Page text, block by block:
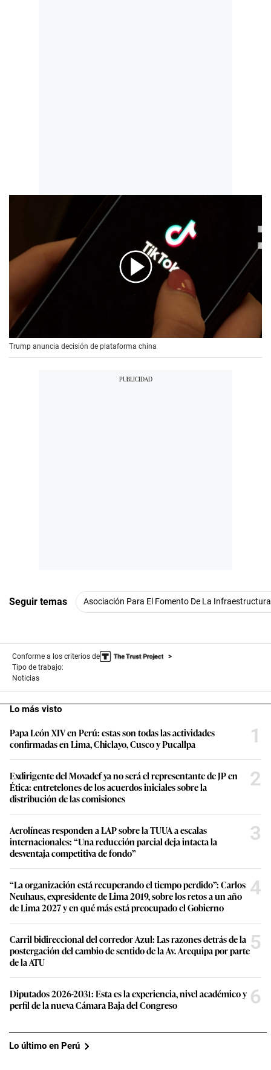
Trump anuncia decisión de plataforma china
Seguir temas Asociación Para El Fomento De La
Conforme a los criterios de
Tipo de trabajo:
Noticias
Lo más visto
Papa León XIV en Perú: estas son todas las actividades
confirmadas en Lima, Chiclayo, Cusco y Pucallpa
1
Exdirigente del Movadef ya no será el representante de JP en
Ética: entretelones de los acuerdos iniciales sobre la
distribución de las comisiones
2
Aerolíneas responden a LAP sobre la TUUA a escalas
internacionales: “Una reducción parcial deja intacta la
desventaja competitiva de fondo”
3
“La organización está recuperando el tiempo perdido”: Carlos
Neuhaus, expresidente de Lima 2019, sobre los retos a un año
de Lima 2027 y en qué más está preocupado el Gobierno
4
Carril bidireccional del corredor Azul: Las razones detrás de la
postergación del cambio de sentido de la Av. Arequipa por parte
de la ATU
5
Diputados 2026-2031: Esta es la experiencia, nivel académico y
perfil de la nueva Cámara Baja del Congreso
6
Lo último en Perú